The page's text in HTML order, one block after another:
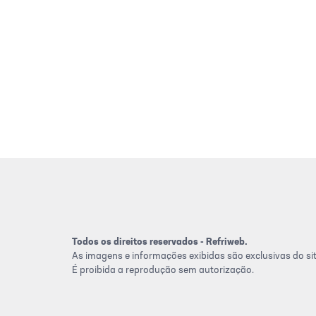
Todos os direitos reservados - Refriweb.
As imagens e informações exibidas são exclusivas do
É proibida a reprodução sem autorização.